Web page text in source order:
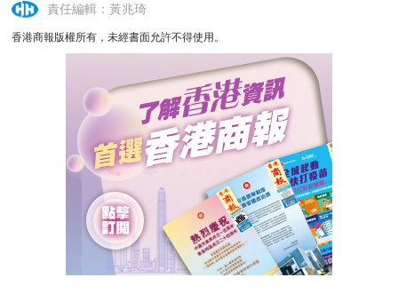
責任編輯：黃兆琦
香港商報版權所有，未經書面允許不得使用。